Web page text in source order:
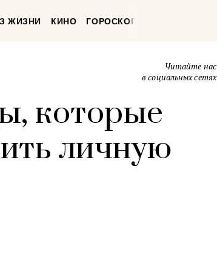
ЖИЗНИ КИНО ГОРОСКОП
Читайте нас
в социальных сетях
которые
личную